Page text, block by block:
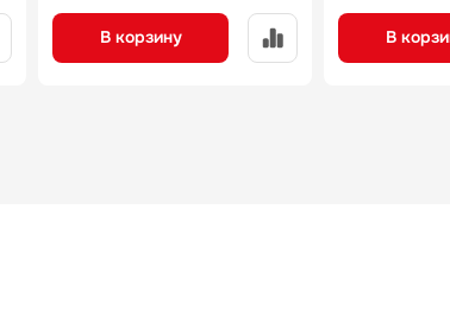
В корзину В